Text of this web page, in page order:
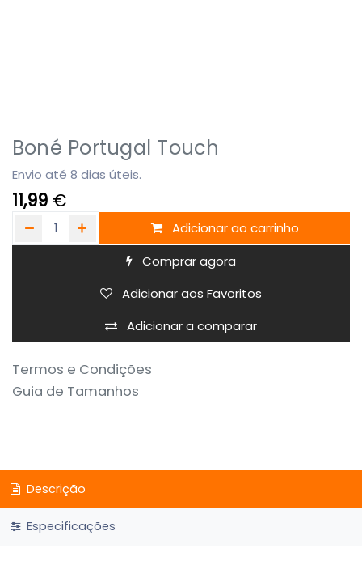
Boné Portugal Touch
Envio até 8 dias úteis.
11,99 €
Adicionar ao carrinho
Comprar agora
Adicionar a comparar
Adicionar aos Favoritos
Termos e Condições
Guia de Tamanhos
Descrição
Especificações